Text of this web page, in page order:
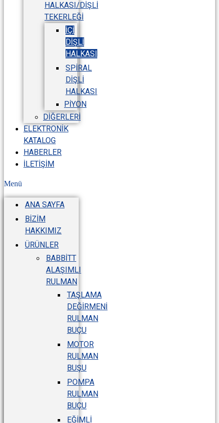
HALKASI/DIŞLI
TEKERLEĞI
İÇI
DIŞLI
HALKASI
SPIRAL
DIŞLI
HALKASI
PIYON
DIĞERLERI
ELEKTRONIK
KATALOG
HABERLER
İLETIŞIM
Menü
ANA SAYFA
BIZIM
HAKKIMIZ
ÜRÜNLER
BABBITT
ALAŞIMLI
RULMAN
TAŞLAMA
DEĞIRMENI
RULMAN
BUÇU
MOTOR
RULMAN
BUŞU
POMPA
RULMAN
BUÇU
EĞIMLI